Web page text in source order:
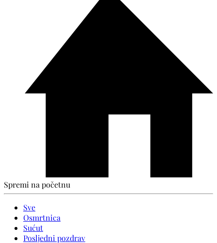
Spremi na početnu
Sve
Osmrtnica
Sućut
Posljedni pozdrav